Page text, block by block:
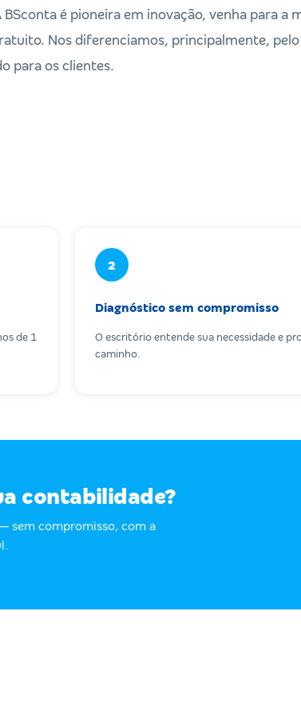
BSconta é pioneira em inovação, venha para a
Nos diferenciamos, principalmente,
para os clientes.
de 1
2
Diagnóstico sem compromisso
O escritório entende sua necessidade e
caminho.
contabilidade?
sem compromisso, com a